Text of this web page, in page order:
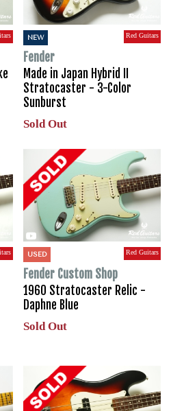
NEW Red Guitars
Fender
Made in Japan Hybrid II
Stratocaster - 3-Color
Sunburst
Sold Out
USED Red Guitars
Fender Custom Shop
1960 Stratocaster Relic -
Daphne Blue
Sold Out